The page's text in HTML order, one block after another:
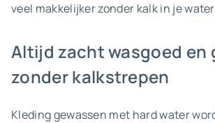
veel makkelijker zonder kalk in je
Altijd zacht wasgoed en
zonder kalkstrepen
Kleding gewassen met hard water